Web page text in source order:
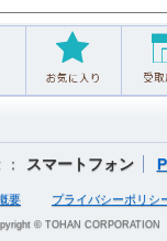
スマートフォン
要 プライバシーポリシ
© TOHAN CORPORATION